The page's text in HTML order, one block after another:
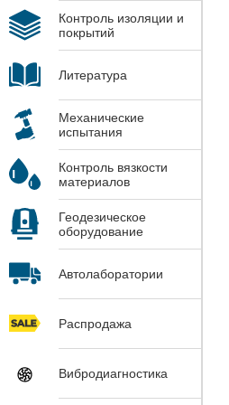
Контроль изоляции и
покрытий
Литература
Механические
испытания
Контроль вязкости
материалов
Геодезическое
оборудование
Автолаборатории
Распродажа
Вибродиагностика